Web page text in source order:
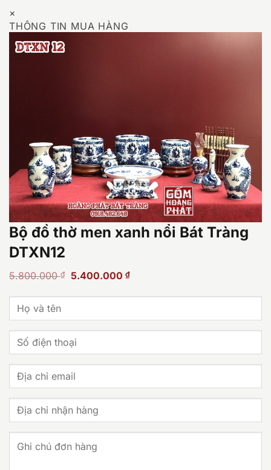
×
THÔNG TIN MUA HÀNG
Bộ đồ thờ men xanh nổi Bát Tràng
DTXN12
5.800.000₫
Giá
5.800.000 ₫.
5.400.000 ₫Giá
là: